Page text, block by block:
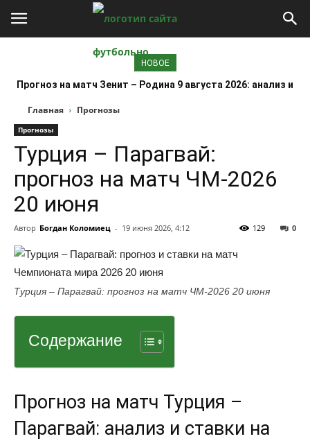
НОВОЕ
Прогноз на матч Зенит – Родина 9 августа 2026: анализ и
Главная Прогнозы
Прогнозы
Турция – Парагвай:
прогноз на матч ЧМ-2026
20 июня
Автор Богдан Коломиец - 19 июня 2026, 4:12 0
129
Турция – Парагвай: прогноз на матч ЧМ-2026 20 июня
Содержание
Прогноз на матч Турция –
Парагвай: анализ и ставки на